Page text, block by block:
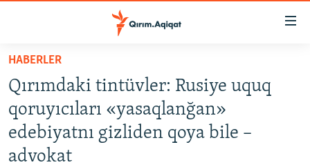
Esas
qaytmaq
Baş
navigatsiyağa
qaytmaq
Qıdıruvğa
HABERLER
SİYASET
İQTİSADİYAT
CEMİYET
HABERLER
Qırımdaki tintüvler: Rusiye uquq
qoruyıcıları «yasaqlanğan»
edebiyatnı gizliden qoya bile –
advokat